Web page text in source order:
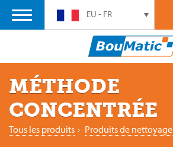
EU - FR
MÉTHODE
CONCENTRÉE
Tous les produits › Produits de nettoyage